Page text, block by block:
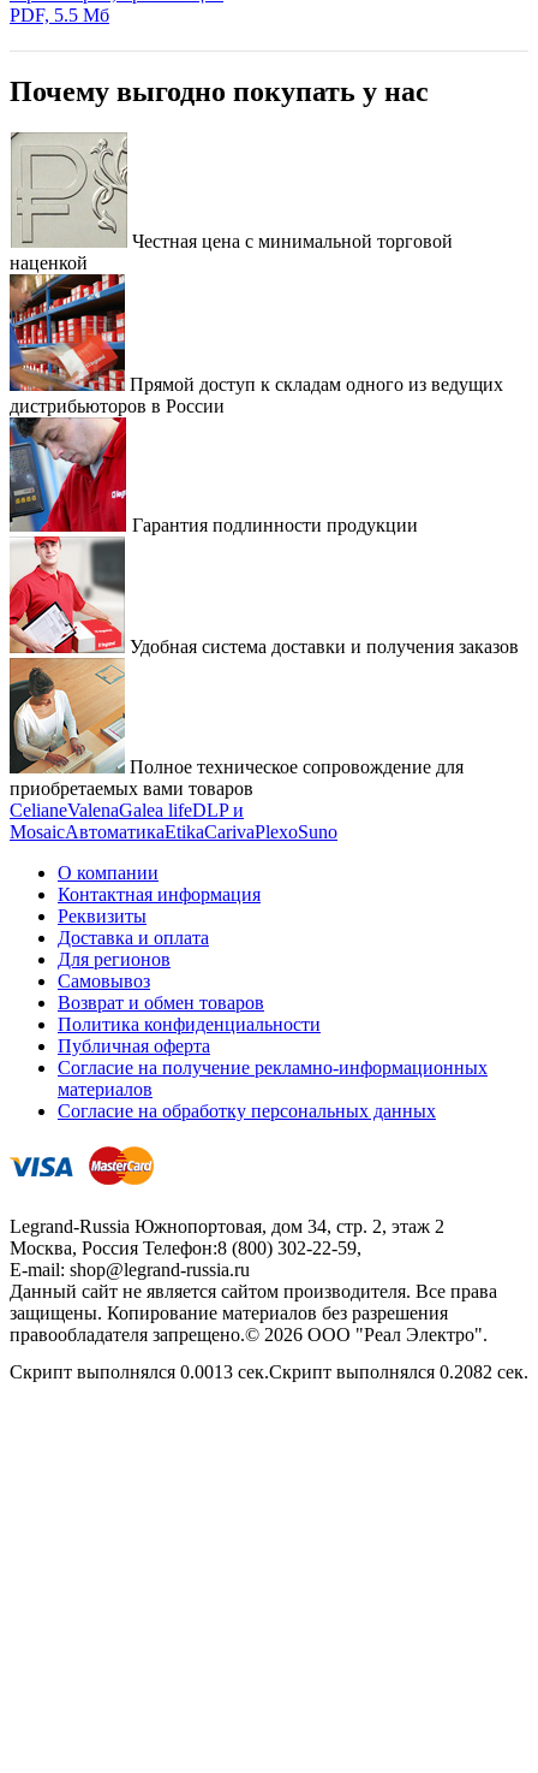
PDF, 5.5 Мб
Почему выгодно покупать у нас
Честная цена с минимальной торговой
наценкой
Прямой доступ к складам одного из ведущих
дистрибьюторов в России
Гарантия подлинности продукции
Удобная система доставки и получения заказов
Полное техническое сопровождение для
приобретаемых вами товаров
CelianeValenaGalea lifeDLP и
MosaicАвтоматикаEtikaCarivaPlexoSuno
О компании
Контактная информация
Реквизиты
Доставка и оплата
Для регионов
Самовывоз
Возврат и обмен товаров
Политика конфиденциальности
Публичная оферта
Согласие на получение рекламно-информационных
материалов
Согласие на обработку персональных данных
Legrand-Russia Южнопортовая, дом 34, стр. 2, этаж 2
Москва, Россия Телефон:8 (800) 302-22-59,
E-mail: shop@legrand-russia.ru
Данный сайт не является сайтом производителя. Все права
защищены. Копирование материалов без разрешения
правообладателя запрещено.© 2026 ООО "Реал Электро".
Скрипт выполнялся 0.0013 сек.Скрипт выполнялся 0.2082 сек.